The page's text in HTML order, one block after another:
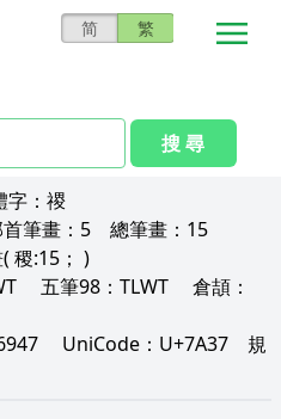
简 繁
搜 尋
： 禝
筆畫： 5 總筆畫： 15
( 稷:15； )
五筆98： TLWT 倉頡：
UniCode： U+7A37 規